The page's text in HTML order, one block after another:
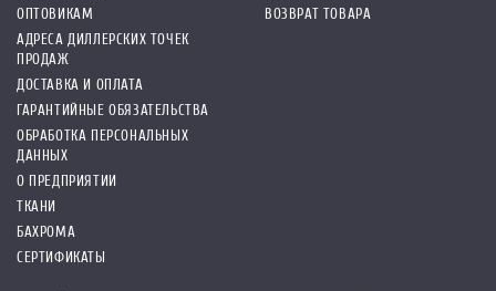
ОПТОВИКАМ
АДРЕСА ДИЛЛЕРСКИХ ТОЧЕК
ПРОДАЖ
ДОСТАВКА И ОПЛАТА
ГАРАНТИЙНЫЕ ОБЯЗАТЕЛЬСТВА
ОБРАБОТКА ПЕРСОНАЛЬНЫХ
ДАННЫХ
О ПРЕДПРИЯТИИ
ТКАНИ
БАХРОМА
СЕРТИФИКАТЫ
ВОЗВРАТ ТОВАРА